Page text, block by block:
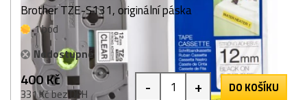
Brother TZE-S131, originální páska
1 bod
Nedostupné
400 Kč
331 Kč bez DPH - + DO KOŠÍKU